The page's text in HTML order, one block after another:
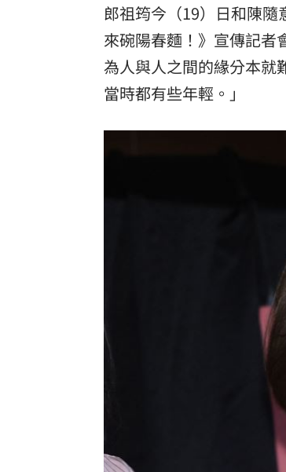
郎祖筠今（19）日和陳隨
來碗陽春麵！》宣傳記者
為人與人之間的緣分本就
當時都有些年輕。」